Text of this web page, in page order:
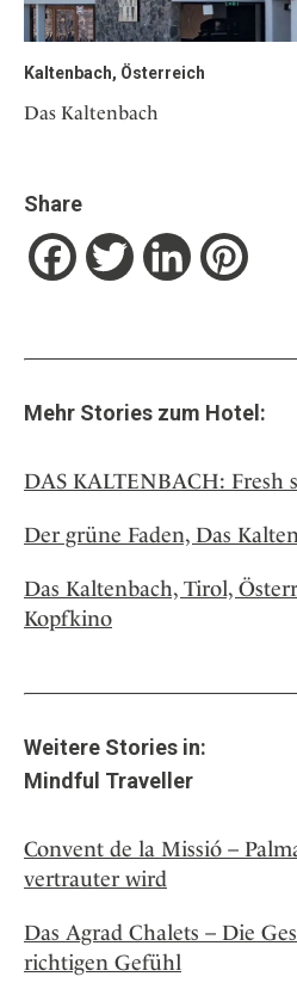
Kaltenbach, Österreich
Das Kaltenbach
Share
FacebookTwitter LinkedIn
Mehr Stories zum Hotel:
DAS KALTENBACH: Fresh
Der grüne Faden, Das
Das Kaltenbach, Tirol,
Kopfkino
Weitere Stories in:
Mindful Traveller
Convent de la Missió –
vertrauter wird
Das Agrad Chalets – Die
richtigen Gefühl